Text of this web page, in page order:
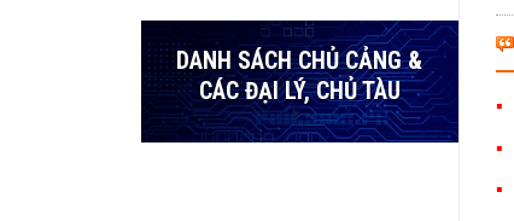
DANH SÁCH CHỦ CẢNG &
CÁC ĐẠI LÝ, CHỦ TÀU